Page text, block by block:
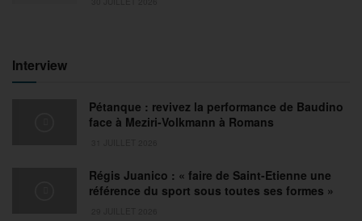
Interview
Pétanque : revivez la performance de Baudino
face à Meziri-Volkmann à Romans
Régis Juanico : « faire de Saint-Etienne une
référence du sport sous toutes ses formes »